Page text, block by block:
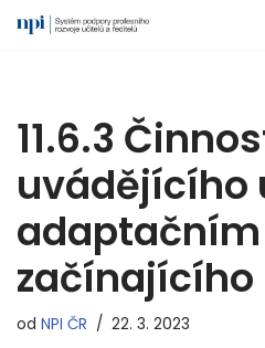
11.6.3
uvádějícího
začínajícího
od NPI ČR 22. 3. 2023